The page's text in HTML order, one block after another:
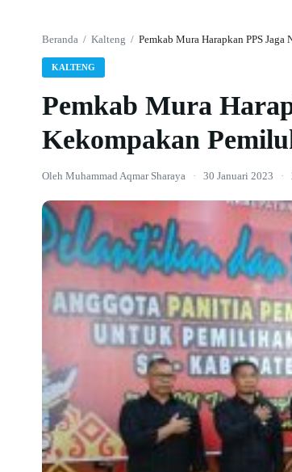
Beranda / Kalteng / Pemkab Mura Harapkan PPS
KALTENG
Pemkab Mura
Kekompakan
Oleh Muhammad Aqmar Sharaya · 30 Januari 2023 ·